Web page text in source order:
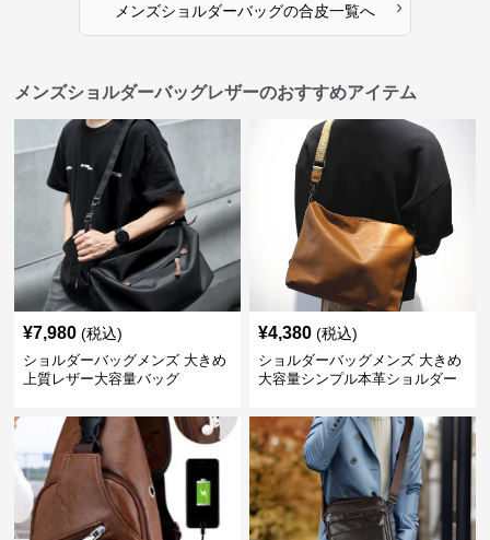
メンズショルダーバッグの合皮一覧へ ›
メンズショルダーバッグレザーのおすすめアイテム
¥7,980 (税込)
ショルダーバッグメンズ 大きめ
上質レザー大容量バッグ
¥4,380 (税込)
ショルダーバッグメンズ 大きめ
大容量シンプル本革ショルダー